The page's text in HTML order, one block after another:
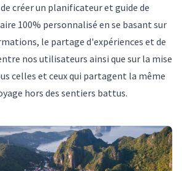
créer un planificateur et guide de
100% personnalisé en se basant sur
le partage d'expériences et de
nos utilisateurs ainsi que sur la mise
celles et ceux qui partagent la même
hors des sentiers battus.